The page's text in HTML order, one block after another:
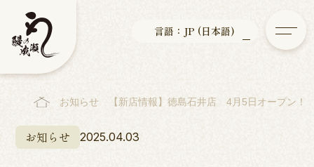
言語：JP (日本語)
お知らせ 【新店情報】徳島石井店 4月5日オープン！
お知らせ 2025.04.03